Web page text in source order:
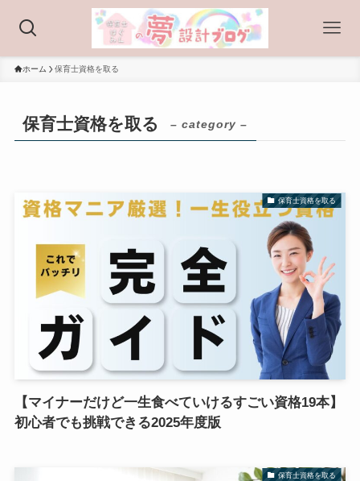
ホーム 保育士資格を取る
保育士資格を取る – category –
保育士資格を取る
【マイナーだけど一生食べていけるすごい資格19本】
初心者でも挑戦できる2025年度版
保育士資格を取る